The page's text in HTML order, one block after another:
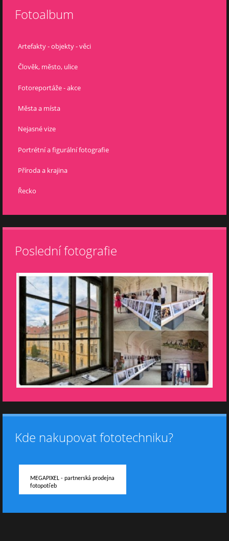
Fotoalbum
Artefakty - objekty - věci
Člověk, město, ulice
Fotoreportáže - akce
Města a místa
Nejasné vize
Portrétní a figurální fotografie
Příroda a krajina
Řecko
Poslední fotografie
Kde nakupovat fototechniku?
MEGAPIXEL - partnerská prodejna
fotopotřeb